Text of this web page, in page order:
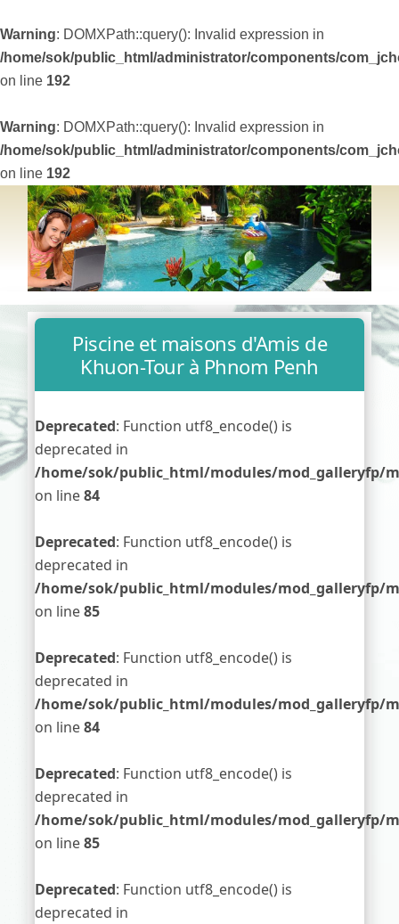
Warning: DOMXPath::query(): Invalid expression in
/home/sok/public_html/administrator/components/
on line 192
Warning: DOMXPath::query(): Invalid expression in
/home/sok/public_html/administrator/components/
on line 192
Piscine et maisons d'Amis de
Khuon-Tour à Phnom Penh
Deprecated: Function utf8_encode() is
deprecated in
/home/sok/public_html/modules/mod_galleryfp/
on line84
Deprecated: Function utf8_encode() is
deprecated in
/home/sok/public_html/modules/mod_galleryfp/
on line85
Deprecated: Function utf8_encode() is
deprecated in
/home/sok/public_html/modules/mod_galleryfp/
on line84
Deprecated: Function utf8_encode() is
deprecated in
/home/sok/public_html/modules/mod_galleryfp/
on line85
Deprecated: Function utf8_encode() is
deprecated in